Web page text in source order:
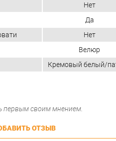
Нет
Да
Нет
Велюр
Кремовый белый/
первым своим мнением.
ОТЗЫВ